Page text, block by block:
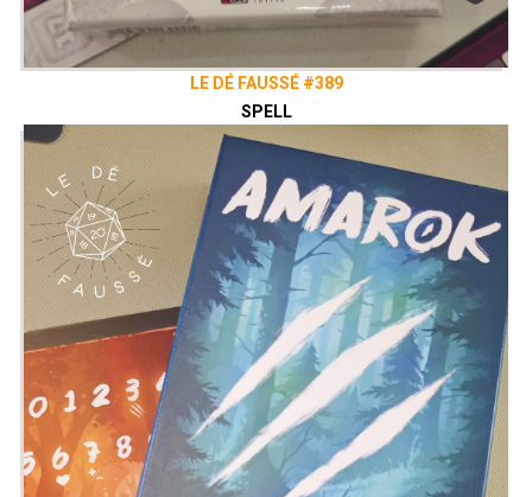
LE DÉ FAUSSÉ #389
SPELL